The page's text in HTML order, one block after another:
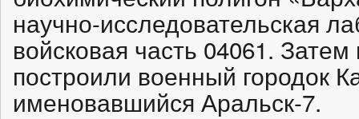
научно-исследовательская
войсковая часть 04061.
построили военный городок
именовавшийся Аральск-7.